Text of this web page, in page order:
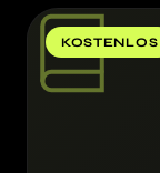
KOSTENLOS